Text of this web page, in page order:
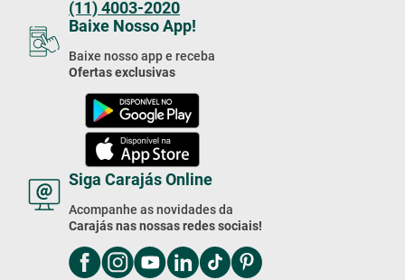
(11) 4003-2020
Baixe Nosso App!
Baixe nosso app e receba
Ofertas exclusivas
Siga Carajás Online
Acompanhe as novidades da
Carajás nas nossas redes sociais!